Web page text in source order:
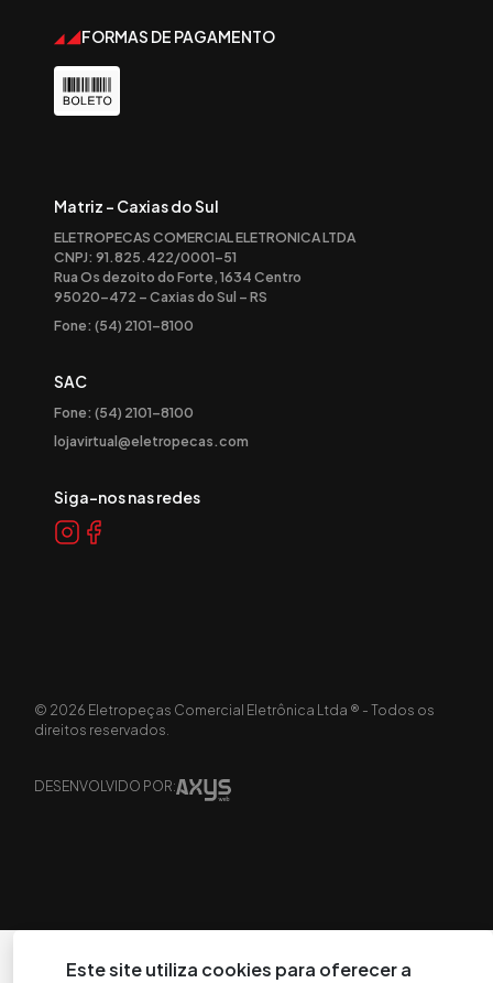
FORMAS DE PAGAMENTO
Matriz - Caxias do Sul
ELETROPECAS COMERCIAL ELETRONICA LTDA
CNPJ: 91.825.422/0001-51
Rua Os dezoito do Forte, 1634 Centro
95020-472 – Caxias do Sul – RS
Fone: (54) 2101-8100
SAC
Fone: (54) 2101-8100
lojavirtual@eletropecas.com
Siga-nos nas redes
© 2026 Eletropeças Comercial Eletrônica Ltda ® - Todos os
direitos reservados.
DESENVOLVIDO POR:
Este site utiliza cookies para oferecer a